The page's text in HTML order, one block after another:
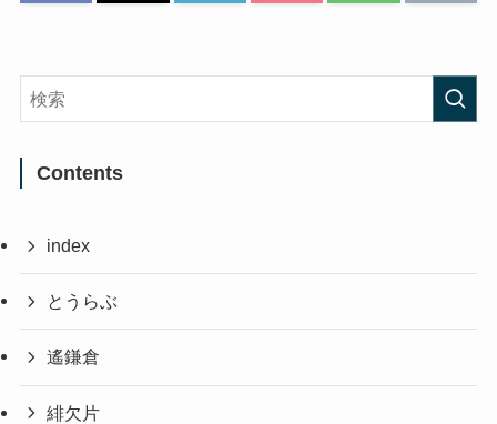
Contents
index
とうらぶ
遙鎌倉
緋欠片